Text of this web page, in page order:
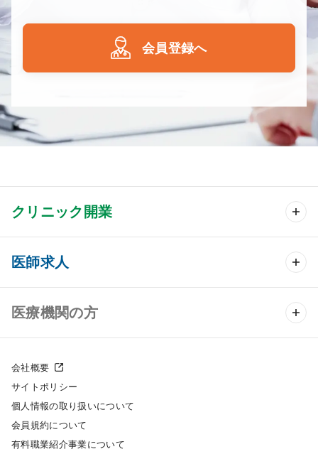
会員登録へ
クリニック開業
クリニック開業 TOP
クリニック物件検索
クリニックの開業スタイル
クリニック開業までの流れ
開業支援事例
医師求人
医師求人 TOP
常勤求人検索
スポット求人検索
医療機関の方
採用をお考えの医療機関の方
会社概要
サイトポリシー
個人情報の取り扱いについて
会員規約について
有料職業紹介事業について